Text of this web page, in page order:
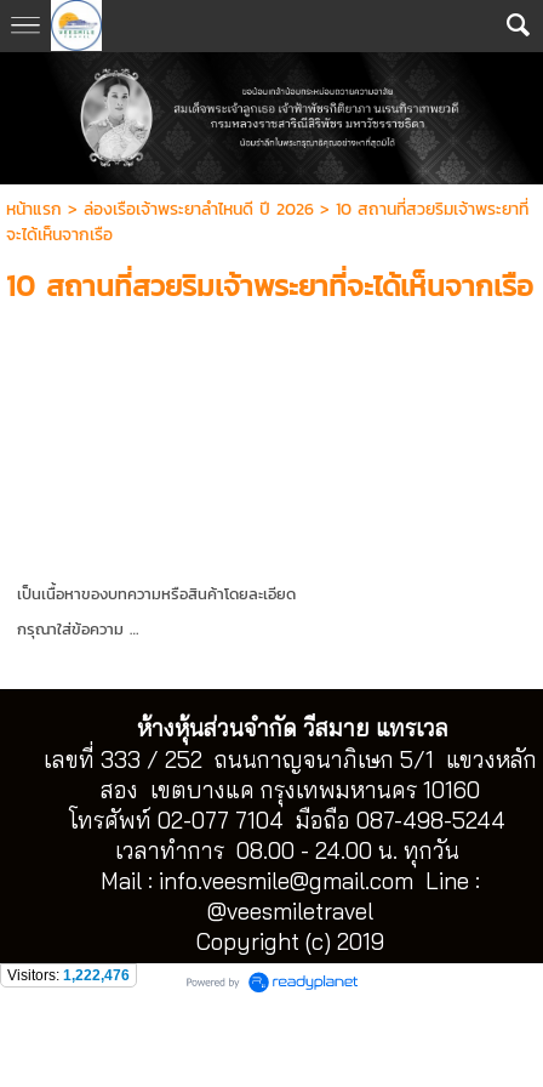
หน้าแรก > ล่องเรือเจ้าพระยาลำไหนดี ปี 2026> 10 สถานที่สวยริมเจ้าพระยาที่
จะได้เห็นจากเรือ
10 สถานที่สวยริมเจ้าพระยาที่จะได้เห็นจากเรือ
เป็นเนื้อหาของบทความหรือสินค้าโดยละเอียด
กรุณาใส่ข้อความ …
ห้างหุ้นส่วนจำกัด วีสมาย แทรเวล
เลขที่ 333 / 252 ถนนกาญจนาภิเษก 5/1 แขวงหลัก
สอง เขตบางแค กรุงเทพมหานคร 10160
โทรศัพท์ 02-077 7104 มือถือ 087-498-5244
เวลาทำการ 08.00 - 24.00 น. ทุกวัน
Mail : info.veesmile@gmail.com Line :
@veesmiletravel
Copyright (c) 2019
Visitors: 1,222,476